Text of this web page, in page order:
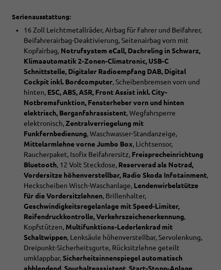
Serienausstattung:
16 Zoll Leichtmetallräder, Airbag für Fahrer und Beifahrer,
Beifahrerairbag-Deaktivierung, Seitenairbag vorn mit
Kopfairbag, Notrufsystem eCall, Dachreling in Schwarz,
Klimaautomatik 2-Zonen-Climatronic, USB-C
Schnittstelle, Digitaler Radioempfang DAB, Digital
Cockpit inkl. Bordcomputer, Scheibenbremsen vorn und
hinten, ESC, ABS, ASR, Front Assist inkl. City-
Notbremsfunktion, Fensterheber vorn und hinten
elektrisch, Berganfahrassistent, Wegfahrsperre
elektronisch,Zentralverriegelung mit
Funkfernbedienung, Waschwasser-Standanzeige,
Mittelarmlehne vorne Jumbo Box, Lichtsensor,
Raucherpaket, Isofix Beifahrersitz, Freisprecheinrichtung
Bluetooth, 12 Volt Steckdose, Reserverad als Notrad,
Vordersitze höhenverstellbar, Radio Skoda Infotainment,
Heckscheiben Wisch-Waschanlage, Lendenwirbelstütze
für die Vordersitzlehnen, Brillenhalter,
Geschwindigkeitsregelanlage mit Speed-Limiter,
Reifendruckkontrolle, Verkehrszeichenerkennung,
Kopfstützen, Multifunktions-Lederlenkrad mit
Schaltwippen, Lenksäule höhenverstellbar,Servolenkung,
Dreipunkt-Sicherheitsgurte, Rücksitzlehne geteilt
umklappbar,Sicherheitsinnenspiegel automatisch